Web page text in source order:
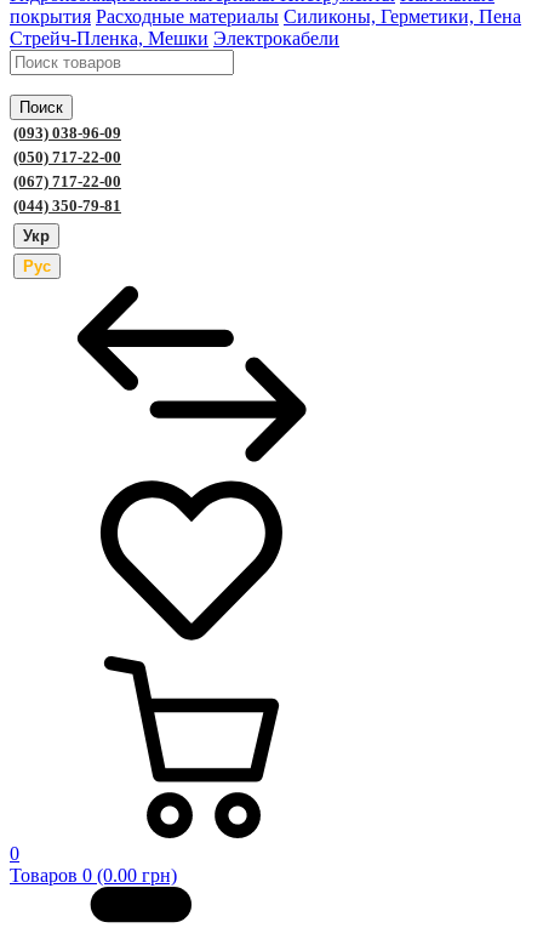
покрытия Расходные материалы Силиконы, Герметики, Пена
Стрейч-Пленка, Мешки Электрокабели
Поиск
(093) 038-96-09
(050) 717-22-00
(067) 717-22-00
(044) 350-79-81
Укр
Рус
0
Товаров 0 (0.00 грн)